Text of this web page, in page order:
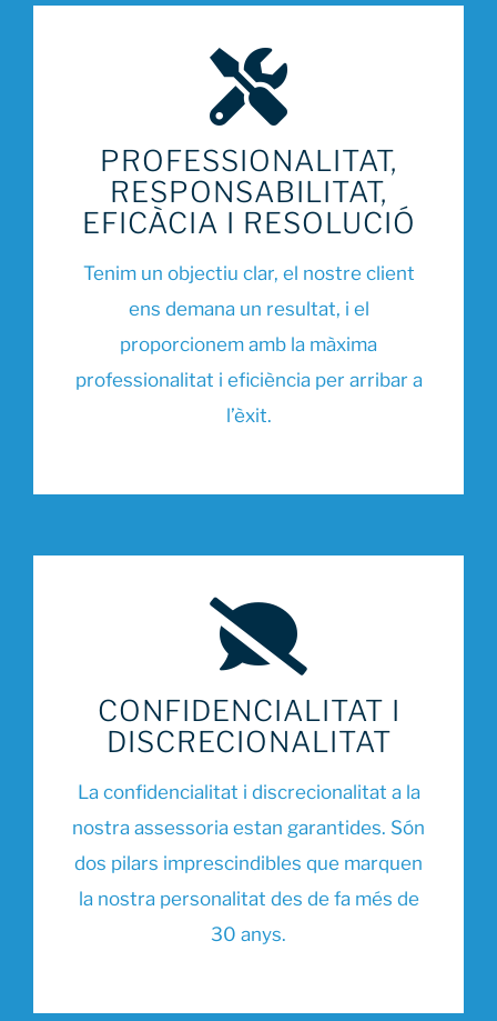
PROFESSIONALITAT,
RESPONSABILITAT,
EFICÀCIA I RESOLUCIÓ
Tenim un objectiu clar, el nostre client
ens demana un resultat, i el
proporcionem amb la màxima
professionalitat i eficiència per arribar a
l’èxit.
CONFIDENCIALITAT I
DISCRECIONALITAT
La confidencialitat i discrecionalitat a la
nostra assessoria estan garantides. Són
dos pilars imprescindibles que marquen
la nostra personalitat des de fa més de
30 anys.